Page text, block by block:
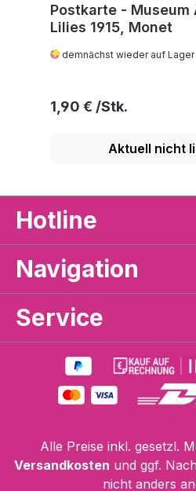
Postkarte - Museum
Lilies 1915, Monet
demnächst wieder auf Lager
Regulärer Preis:
1,90 €
Aktuell nicht
Hotline
Navigation
Service
Alle Preise inkl. gesetzl.
Versandkosten und ggf.
nicht anders